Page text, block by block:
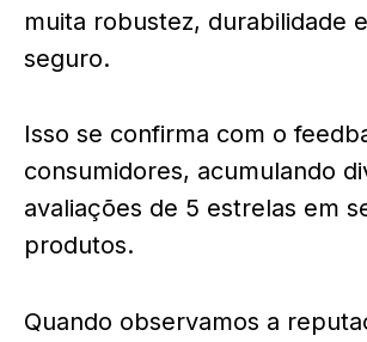
muita robustez, durabilidade
seguro.
Isso se confirma com o
consumidores, acumulando
avaliações de 5 estrelas em
produtos.
Quando observamos a